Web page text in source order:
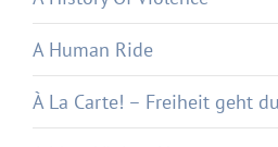
A Human Ride
À La Carte! – Freiheit geht